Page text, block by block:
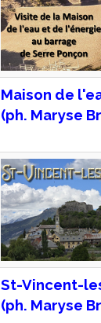
Maison de
(ph. Maryse
St-Vincent-
(ph. Maryse